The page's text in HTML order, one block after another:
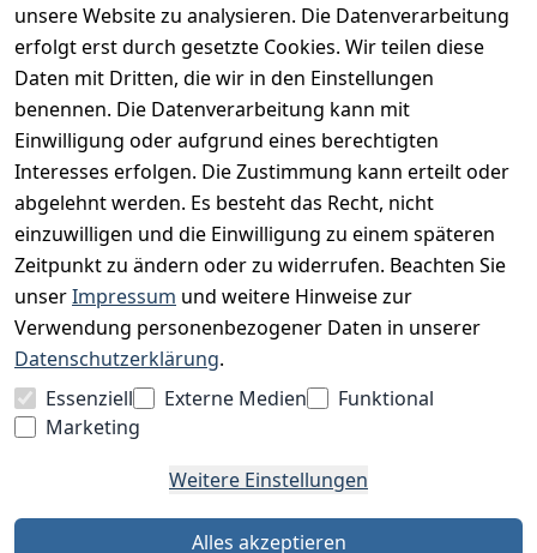
unsere Website zu analysieren. Die Datenverarbeitung
erfolgt erst durch gesetzte Cookies. Wir teilen diese
Daten mit Dritten, die wir in den Einstellungen
benennen. Die Datenverarbeitung kann mit
Einwilligung oder aufgrund eines berechtigten
Interesses erfolgen. Die Zustimmung kann erteilt oder
abgelehnt werden. Es besteht das Recht, nicht
einzuwilligen und die Einwilligung zu einem späteren
Zeitpunkt zu ändern oder zu widerrufen. Beachten Sie
unserImpressum und weitere Hinweise zur
Verwendung personenbezogener Daten in unserer
Datenschutzerklärung.
Essenziell
Externe Medien
Funktional
Marketing
Weitere Einstellungen
Alles akzeptieren
Widerrufsrecht
Datenschutz
Unser Unternehmen
Charity & Wohltätigkeit
BESUCHE UNS
BEQUEM BEZAHLEN MIT
WIR VERSENDEN MIT